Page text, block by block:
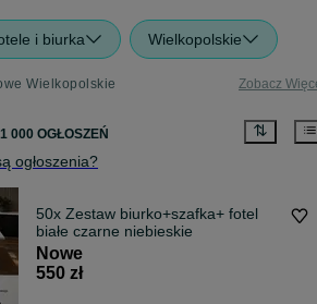
i biurka Wielkopolskie
Wielkopolskie Zobacz
1 000 OGŁOSZEŃ
ogłoszenia?
50x Zestaw biurko+szafka+ fotel
białe czarne niebieskie
Nowe
550 zł